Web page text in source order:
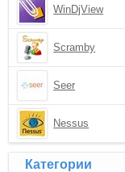
WinDjView
Scramby
Seer
Nessus
Категории